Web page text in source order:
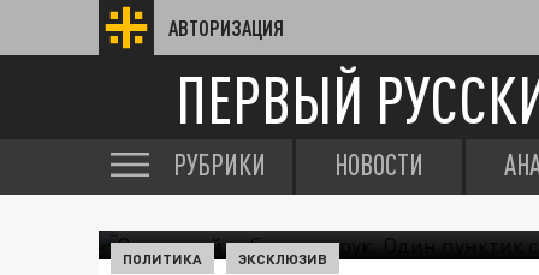
АВТОРИЗАЦИЯ
ПЕРВЫЙ
РУБРИКИ НОВОСТИ
ПОЛИТИКА ЭКСКЛЮЗИВ